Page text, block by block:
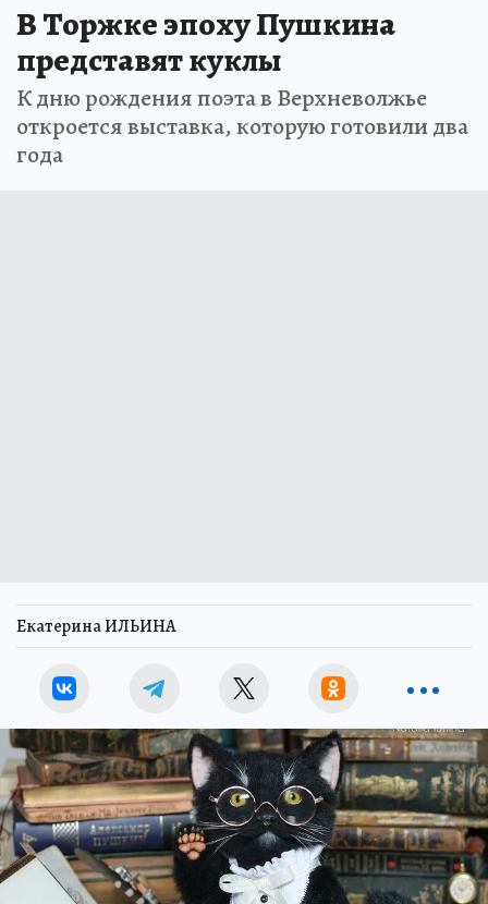
В Торжке эпоху Пушкина
представят куклы
К дню рождения поэта в Верхневолжье
откроется выставка, которую готовили два
года
Екатерина ИЛЬИНА